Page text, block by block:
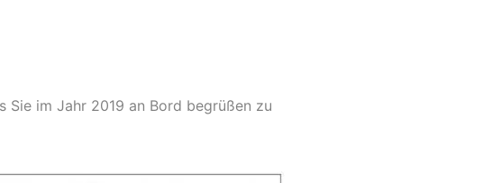
Sie im Jahr 2019 an Bord begrüßen zu